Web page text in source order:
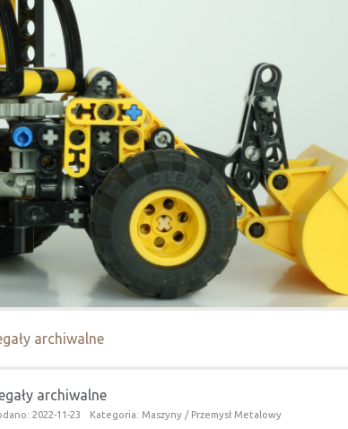
archiwalne
archiwalne
2022-11-23 Kategoria: Maszyny / Przemysł Metalowy